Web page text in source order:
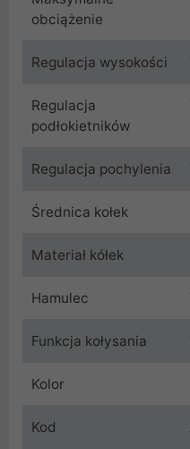
obciążenie
Regulacja wysokości
Regulacja
podłokietników
Regulacja pochylenia
Średnica kołek
Materiał kółek
Hamulec
Funkcja kołysania
Kolor
Kod